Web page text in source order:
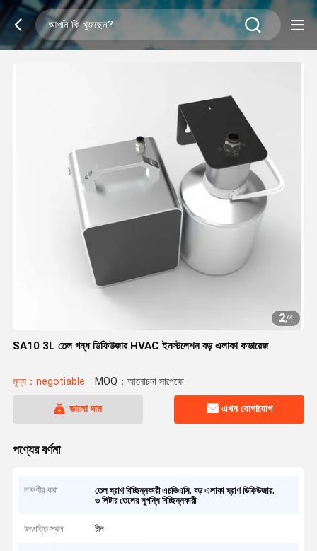
2/4
SA10 3L তেল গন্ধ ডিফিউজার HVAC ইনস্টলেশন বড় এলাকা কভারেজ
মূল্য：negotiable MOQ：আলোচনা সাপেক্ষে
ভালো দাম এখন যোগাযোগ
পণ্যের বর্ণনা
লক্ষণীয় করা তেল ঘ্রাণ বিচ্ছিন্নকারী এচভিএসি,বড় এলাকা ঘ্রাণ ডিফিউজার,
৩ লিটার তেলের সুগন্ধি বিচ্ছিন্নকারী
উৎপত্তি স্থল চীন